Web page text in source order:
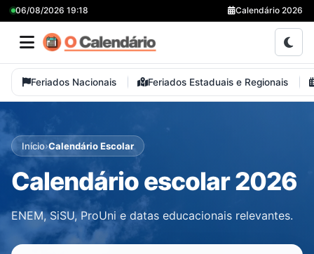
06/08/2026 19:18 Calendário 2026
Feriados Nacionais Feriados Estaduais e Regionais
Início›Calendário Escolar
Calendário escolar 2026
ENEM, SiSU, ProUni e datas educacionais relevantes.